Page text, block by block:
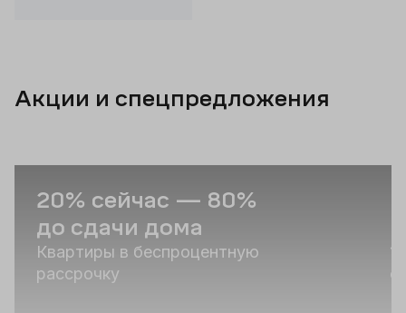
Акции и спецпредложения
20% сейчас — 80%
до сдачи дома
Квартиры в беспроцентную
рассрочку